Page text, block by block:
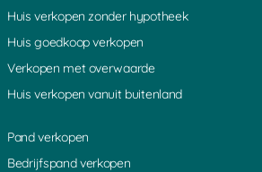
Huis verkopen zonder hypotheek
Huis goedkoop verkopen
Verkopen met overwaarde
Huis verkopen vanuit buitenland
Pand verkopen
Bedrijfspand verkopen